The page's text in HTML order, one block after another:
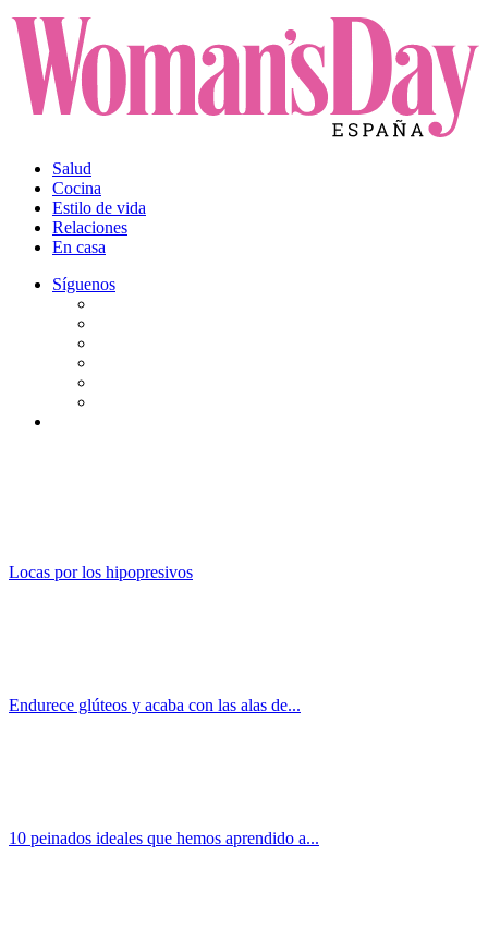
Salud
Cocina
Estilo de vida
Relaciones
En casa
Síguenos
Locas por los hipopresivos
Endurece glúteos y acaba con las alas de...
10 peinados ideales que hemos aprendido a...